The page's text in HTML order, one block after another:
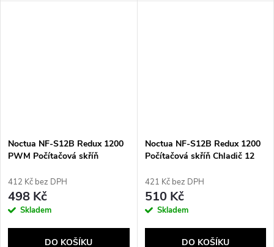
Noctua NF-S12B Redux 1200
PWM Počítačová skříň
412 Kč bez DPH
498 Kč
Skladem
DO KOŠÍKU
Noctua NF-S12B Redux 1200
Počítačová skříň Chladič 12
421 Kč bez DPH
510 Kč
Skladem
DO KOŠÍKU